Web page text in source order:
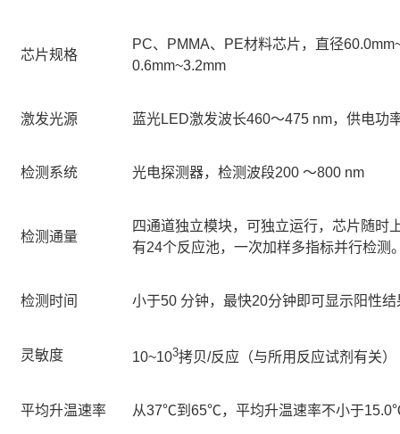
芯片规格
PC、PMMA、PE材料芯片，直径
0.6mm~3.2mm
激发光源 蓝光LED激发波长460～475 nm，供电功
检测系统 光电探测器，检测波段200 ～800 nm
检测通量
四通道独立模块，可独立运行，芯片随时
有24个反应池，一次加样多指标并行检测
检测时间 小于50 分钟，最快20分钟即可显示阳性结
灵敏度 10~103拷贝/反应（与所用反应试剂有关）
平均升温速率 从37℃到65℃，平均升温速率不小于